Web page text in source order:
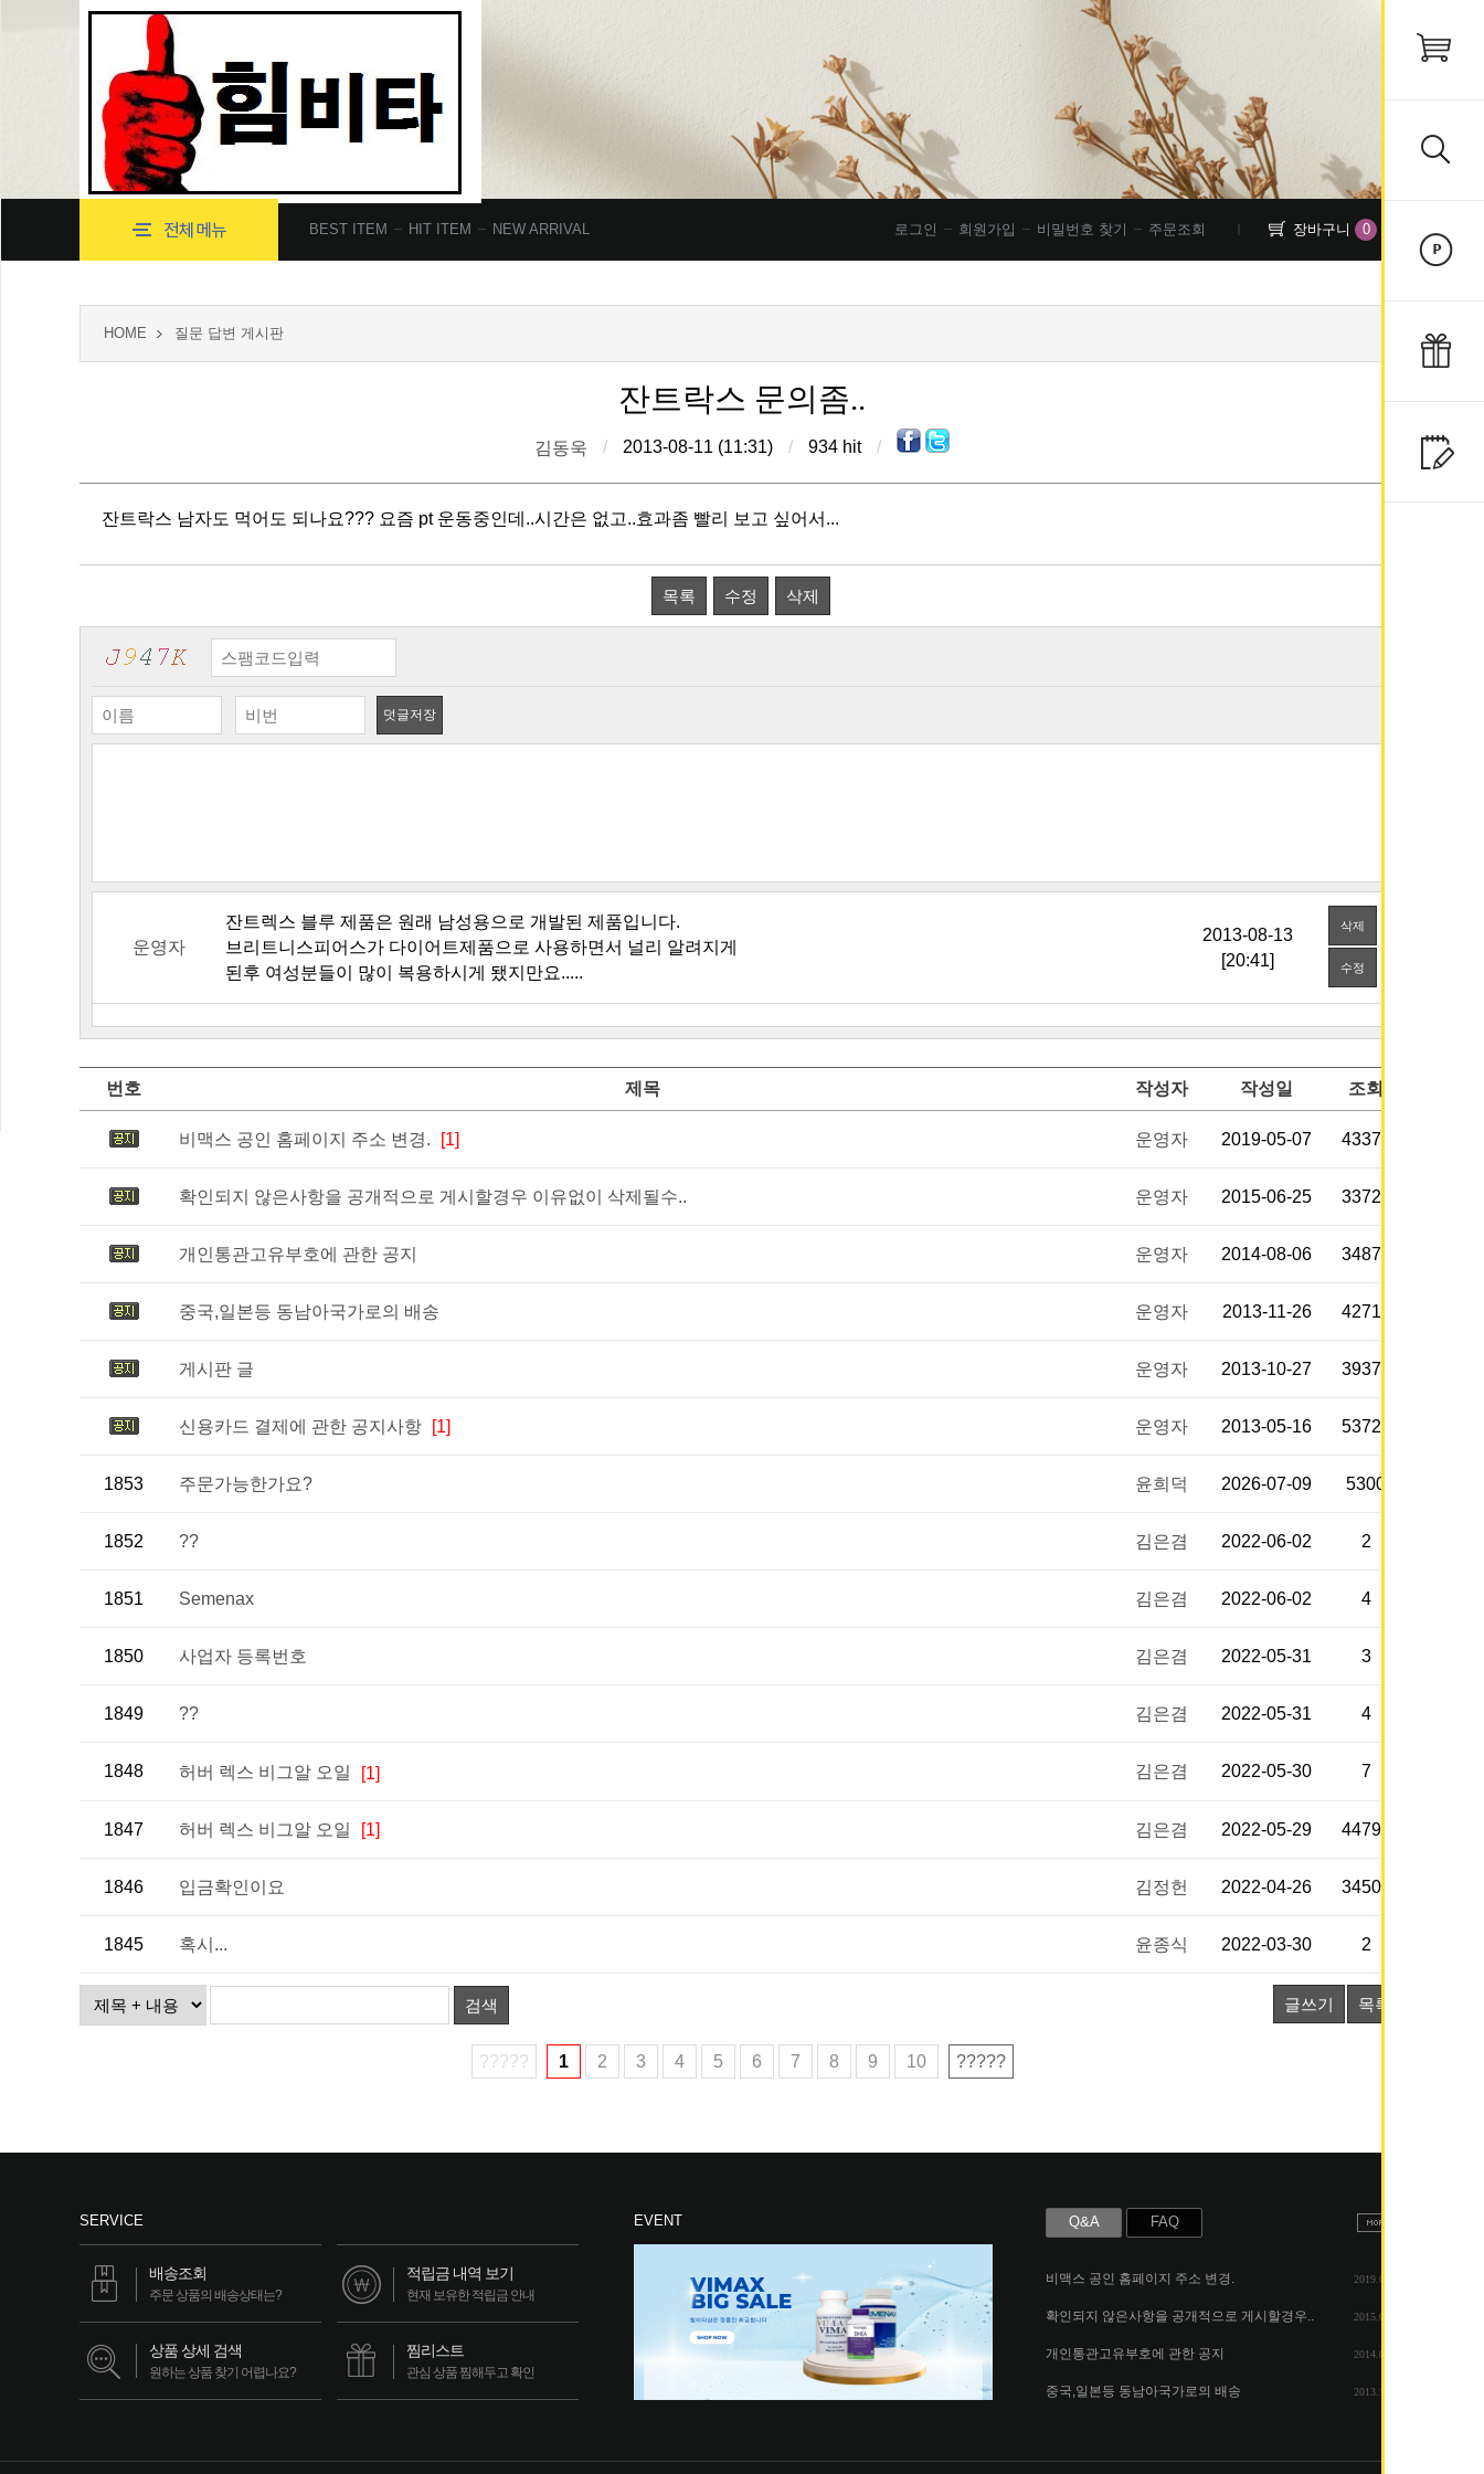
BEST ITEM HIT ITEM NEW ARRIVAL 장바구니 0
주문조회
비밀번호 찾기
회원가입
로그인
HOME 질문 답변 게시판
잔트락스 문의좀..
김동욱 / 2013-08-11 (11:31) / 934 hit /
잔트락스 남자도 먹어도 되나요??? 요즘 pt 운동중인데..시간은 없고..효과좀 빨리 보고 싶어서...
목록 수정 삭제
덧글저장
운영자
잔트렉스 블루 제품은 원래 남성용으로 개발된 제품입니다.
브리트니스피어스가 다이어트제품으로 사용하면서 널리 알려지게
된후 여성분들이 많이 복용하시게 됐지만요.....
[20:41]
삭제
수정
번호 제목 작성자 작성일 조회
비맥스 공인 홈페이지 주소 변경. [1] 운영자 2019-05-07 43374
확인되지 않은사항을 공개적으로 게시할경우 이유없이 삭제될수.. 운영자 2015-06-25 33723
개인통관고유부호에 관한 공지 운영자 2014-08-06 34874
중국,일본등 동남아국가로의 배송 운영자 2013-11-26 42714
게시판 글 운영자 2013-10-27 39378
신용카드 결제에 관한 공지사항 [1] 운영자 2013-05-16 53720
1853 주문가능한가요? 윤희덕 2026-07-09 5300
1852 ?? 김은겸 2022-06-02 2
1851 Semenax 김은겸 2022-06-02 4
1850 사업자 등록번호 김은겸 2022-05-31 3
1849 ?? 김은겸 2022-05-31 4
1848 허버 렉스 비그알 오일 [1] 김은겸 2022-05-30 7
1847 허버 렉스 비그알 오일 [1] 김은겸 2022-05-29 44792
1846 입금확인이요 김정헌 2022-04-26 34503
1845 혹시... 윤종식 2022-03-30 2
검색 글쓰기 목록
????? 1 2 3 4 5 6 7 8 9 10 ?????
SERVICE
배송조회
주문 상품의 배송상태는?
적립금 내역 보기
현재 보유한 적립금 안내
상품 상세 검색
원하는 상품 찾기 어렵나요?
찜리스트
관심 상품 찜해두고 확인
EVENT Q&A FAQ
비맥스 공인 홈페이지 주소 변경. 2019.05.07
확인되지 않은사항을 공개적으로 게시할경우.. 2015.06.25
개인통관고유부호에 관한 공지 2014.08.06
중국,일본등 동남아국가로의 배송 2013.11.26